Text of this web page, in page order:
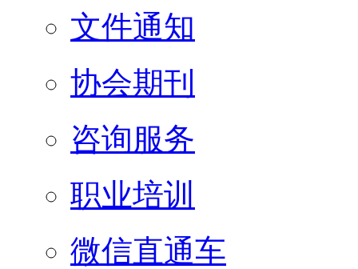
文件通知
协会期刊
咨询服务
职业培训
微信直通车